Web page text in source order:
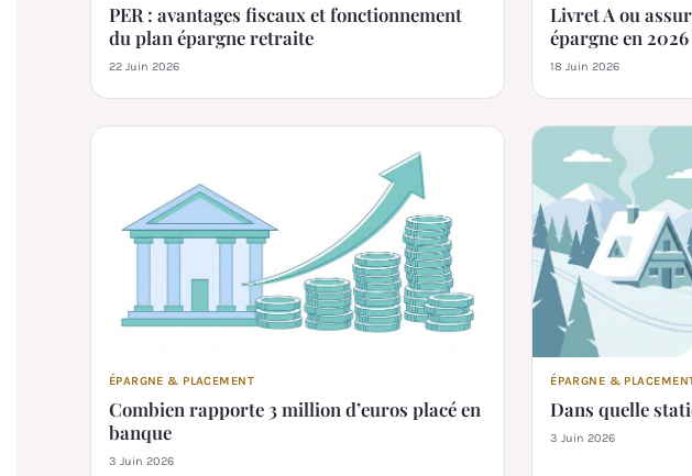
PER : avantages fiscaux et fonctionnement
du plan épargne retraite
22 Juin 2026
Livret A ou
épargne en 2026
18 Juin 2026
ÉPARGNE & PLACEMENT
Combien rapporte 3 million d’euros placé en
banque
3 Juin 2026
ÉPARGNE &
Dans quelle
3 Juin 2026